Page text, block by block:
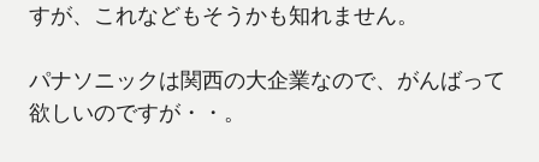
すが、これなどもそうかも知れません。
パナソニックは関西の大企業なので、がんばって
欲しいのですが・・。